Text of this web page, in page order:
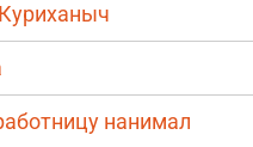
нанимал